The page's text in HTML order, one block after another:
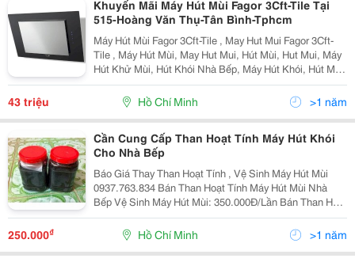
Khuyến Mãi Máy Hút Mùi Fagor 3Cft-Tile Tại
515-Hoàng Văn Thụ-Tân Bình-Tphcm
Máy Hút Mùi Fagor 3Cft-Tile , May Hut Mui Fagor 3Cft-
Tile , Máy Hút Mùi, May Hut Mui, Hút Mùi, Hut Mui, Máy
Hút Khử Mùi, Hút Khói Nhà Bếp, Máy Hút Khói, Hút Mùi
Đảo, Hút Mùi Cổ Điển, Hút Mùi Độc Lập Máy Hút Mùi
Fagor 3Cft-Tile Giá Khuyến Mãi : 4
43 triệu Hồ Chí Minh >1 năm
Cần Cung Cấp Than Hoạt Tính Máy Hút Khói
Cho Nhà Bếp
Báo Giá Thay Than Hoạt Tính , Vệ Sinh Máy Hút Mùi
0937.763.834 Bán Than Hoạt Tính Máy Hút Mùi Nhà
Bếp Vệ Sinh Máy Hút Mùi: 350.000Đ/Lần Bán Than Hoạt
Tính 1 Hộp: 250.000Đ Vệ Sinh + Thay Than:
450.000Đ/Lần Vệ Sinh Thay Than Hoạt Tí
250.000₫ Hồ Chí Minh >1 năm